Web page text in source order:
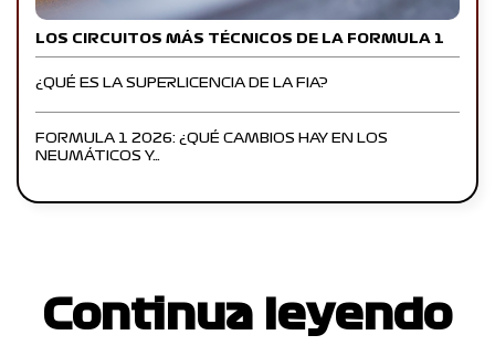
LOS CIRCUITOS MÁS TÉCNICOS DE LA FORMULA 1
¿QUÉ ES LA SUPERLICENCIA DE LA FIA?
FORMULA 1 2026: ¿QUÉ CAMBIOS HAY EN LOS
NEUMÁTICOS Y…
Continua leyendo